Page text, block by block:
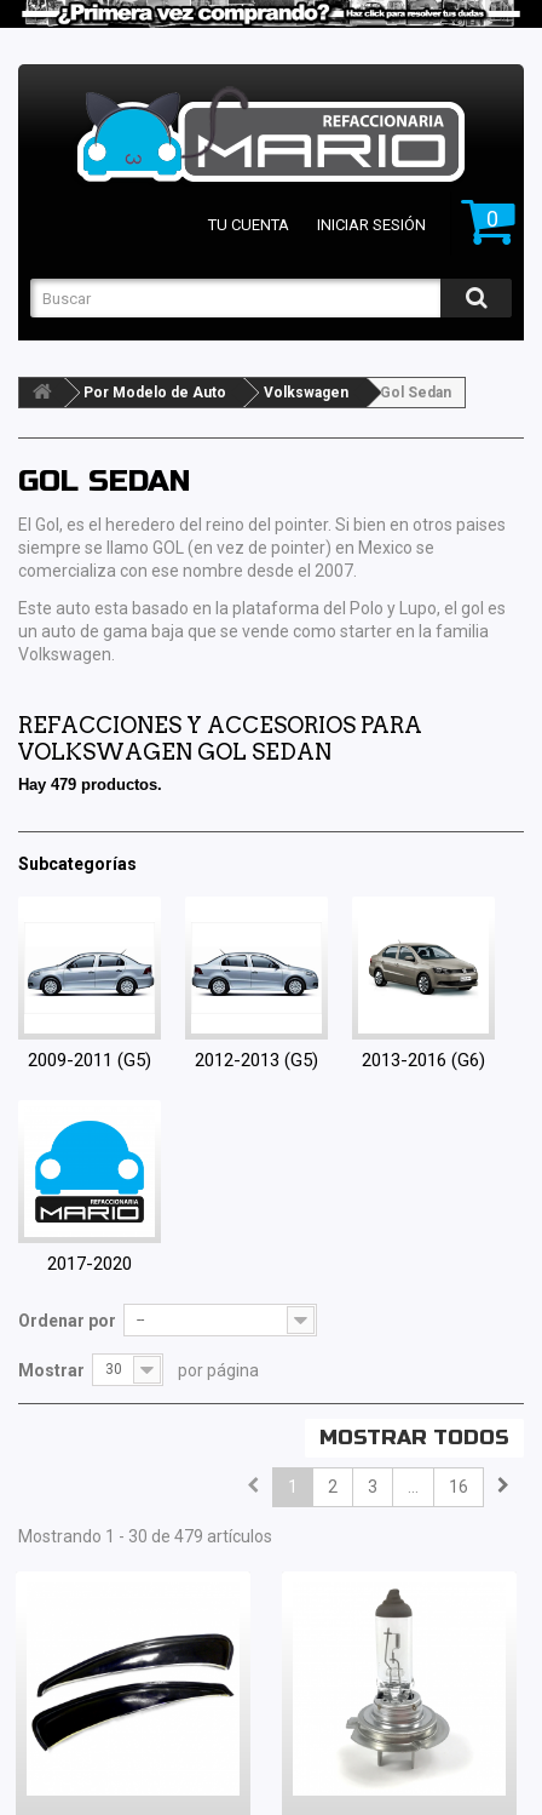
0
TU CUENTA INICIAR SESIÓN
Por Modelo de Auto Volkswagen Gol Sedan
GOL SEDAN
El Gol, es el heredero del reino del pointer. Si bien en otros paises
siempre se llamo GOL (en vez de pointer) en Mexico se
comercializa con ese nombre desde el 2007.
Este auto esta basado en la plataforma del Polo y Lupo, el gol es
un auto de gama baja que se vende como starter en la familia
Volkswagen.
REFACCIONES Y ACCESORIOS PARA
VOLKSWAGEN GOL SEDAN
Hay 479 productos.
Subcategorías
2009-2011 (G5) 2012-2013 (G5) 2013-2016 (G6)
2017-2020
Ordenar por --
Mostrar 30 por página
MOSTRAR TODOS
1 2 3 ... 16
Mostrando 1 - 30 de 479 artículos